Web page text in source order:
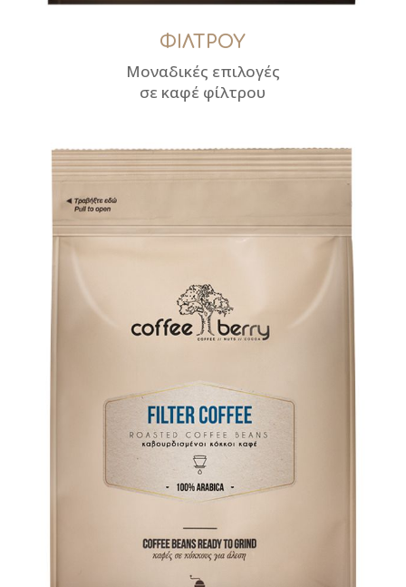
ΦΙΛΤΡΟΥ
Μοναδικές επιλογές
σε καφέ φίλτρου